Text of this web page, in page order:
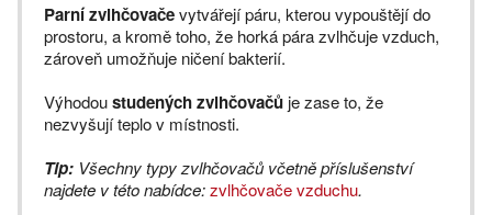
Parní zvlhčovačevytvářejí páru, kterou vypouštějí do
prostoru, a kromě toho, že horká pára zvlhčuje vzduch,
zároveň umožňuje ničení bakterií.
Výhodoustudených zvlhčovačů je zase to, že
nezvyšují teplo v místnosti.
Tip: Všechny typy zvlhčovačů včetně příslušenství
najdete v této nabídce:zvlhčovače vzduchu.